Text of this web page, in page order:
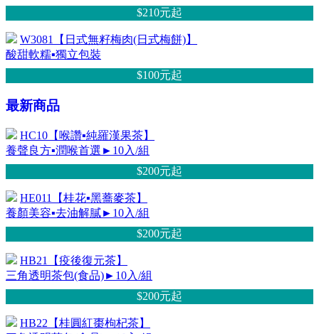
$210元起
W3081【日式無籽梅肉(日式梅餅)】
酸甜軟糯▪獨立包裝
$100元起
最新商品
HC10【喉讚▪純羅漢果茶】
養聲良方▪潤喉首選►10入/組
$200元起
HE011【桂花▪黑蕎麥茶】
養顏美容▪去油解膩►10入/組
$200元起
HB21【疫後復元茶】
三角透明茶包(食品)►10入/組
$200元起
HB22【桂圓紅棗枸杞茶】